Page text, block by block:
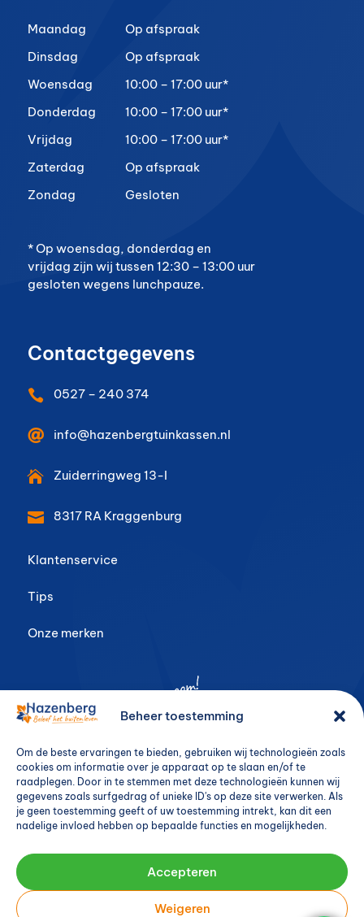
Beheer toestemming
Om de beste ervaringen te bieden, gebruiken wij technologieën zoals
cookies om informatie over je apparaat op te slaan en/of te
raadplegen. Door in te stemmen met deze technologieën kunnen wij
gegevens zoals surfgedrag of unieke ID's op deze site verwerken. Als
je geen toestemming geeft of uw toestemming intrekt, kan dit een
nadelige invloed hebben op bepaalde functies en mogelijkheden.
Accepteren
Weigeren
Maandag
Op afspraak
Dinsdag
Op afspraak
Woensdag
10:00 – 17:00 uur*
Donderdag
10:00 – 17:00 uur*
Vrijdag
10:00 – 17:00 uur*
Zaterdag
Op afspraak
Zondag
Gesloten
* Op woensdag, donderdag en
vrijdag zijn wij tussen 12:30 – 13:00 uur
gesloten wegens lunchpauze.
Contactgegevens
 0527 – 240 374
 info@hazenbergtuinkassen.nl
 Zuiderringweg 13-I
 8317 RA Kraggenburg
Klantenservice
Tips
Onze merken